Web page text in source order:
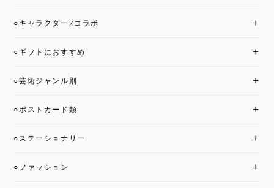
○キャラクター/コラボ
○ギフトにおすすめ
○芸術ジャンル別
○ポストカード類
○ステーショナリー
○ファッション